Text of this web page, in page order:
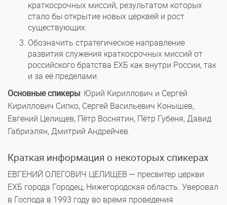
краткосрочных миссий, результатом которых
стало бы открытие новых церквей и рост
существующих.
Обозначить стратегическое направление
развития служения краткосрочных миссий от
российского братства ЕХБ как внутри России, так
и за её пределами.
Основные спикеры: Юрий Кириллович и Сергей
Кириллович Сипко, Сергей Васильевич Конышев,
Евгений Целищев, Пётр Воснятин, Пётр Губеня, Давид
Габриэлян, Дмитрий Андрейчев.
Краткая информация о некоторых спикерах
ЕВГЕНИЙ ОЛЕГОВИЧ ЦЕЛИЩЕВ — пресвитер церкви
ЕХБ города Городец, Нижегородская область. Уверовал
в Господа в 1993 году во время проведения